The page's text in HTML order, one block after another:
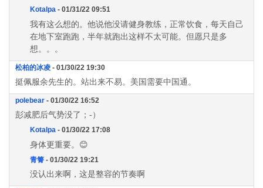
Kotalpa - 01/31/22 09:51
我有这么想的。他说他没请健身教练，正常饮食，每天自己
在地下室跑跑，半年就跑出这样不太可能。但愿只是多
想。。。
松柏的冰凌 - 01/30/22 19:30
挺佩服余先生的。站出来不易。美国需要中国通。
polebear - 01/30/22 16:52
彭减肥后气势没了；-）
Kotalpa - 01/30/22 17:08
身体更重要。😊
青箐 - 01/30/22 19:21
没认出来啊，这是整容的节奏啊